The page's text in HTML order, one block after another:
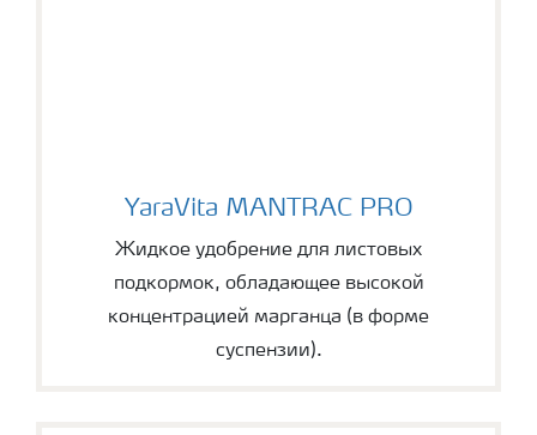
YaraVita MANTRAC PRO
Жидкое удобрение для листовых
подкормок, обладающее высокой
концентрацией марганца (в форме
суспензии).